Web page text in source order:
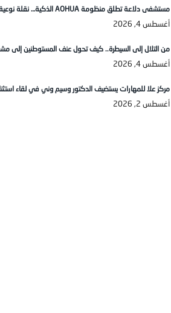
مستشفى دلاعة تطلق منظومة AOHUA الذكية… نقلة نوعية في عالم المناظير الطبية
أغسطس 4, 2026
من التلال إلى السيطرة.. كيف تحول عنف المستوطنين إلى
أغسطس 4, 2026
مركز علا للمهارات يستضيف الدكتور وسيم وني في لقاء
أغسطس 2, 2026